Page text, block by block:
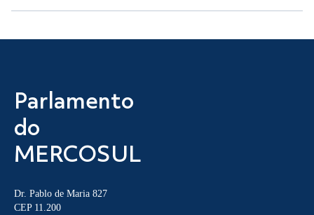
Parlamento
do
MERCOSUL
Dr. Pablo de Maria 827
CEP 11.200